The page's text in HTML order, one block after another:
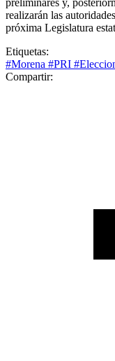
realizarán las
próxima Legislatura
Etiquetas:
#Morena #PRI
Compartir: